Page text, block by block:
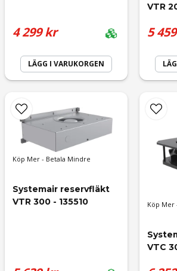
Ja, ni får publicera min fråga
Skicka fråga
4 299 kr
LÄGG I VARUKORGEN
VTR
5
Köp Mer - Betala Mindre
Systemair reservfläkt
VTR 300 - 135510
Köp Mer
VTC